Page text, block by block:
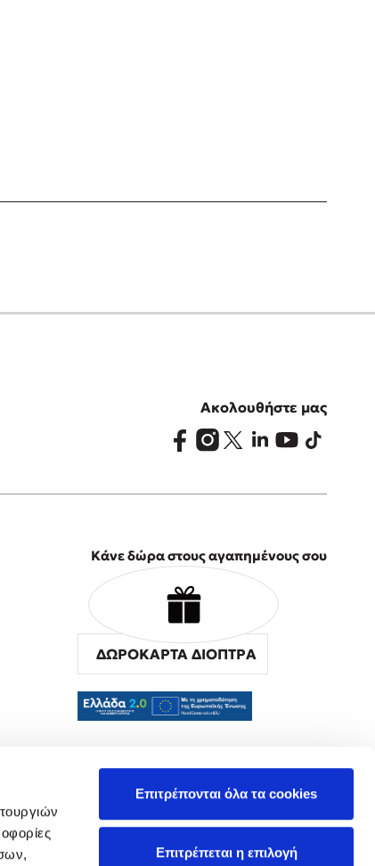
Επιτρέπονται όλα τα cookies
Επιτρέπεται η επιλογή
Ακολουθήστε μας
Κάνε δώρα στους αγαπημένους σου
ΔΩΡΟΚΑΡΤΑ ΔΙΟΠΤΡΑ